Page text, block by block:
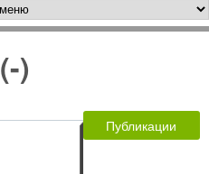
меню
)
Публикации